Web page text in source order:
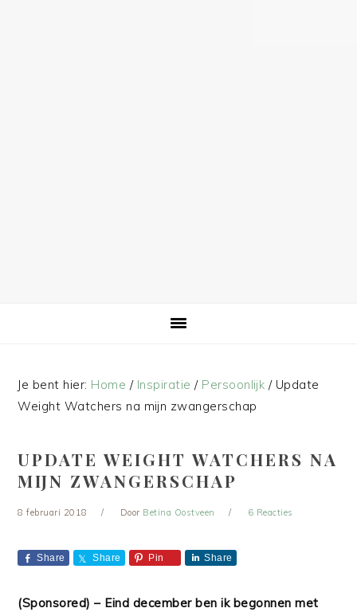
Je bent hier: Home / Inspiratie / Persoonlijk /Update
Weight Watchers na mijn zwangerschap
UPDATE WEIGHT WATCHERS NA
MIJN ZWANGERSCHAP
8 februari 2018 Door Betina Oostveen 6 Reacties
Share Share Pin Share
(Sponsored) – Eind december ben ik begonnen met